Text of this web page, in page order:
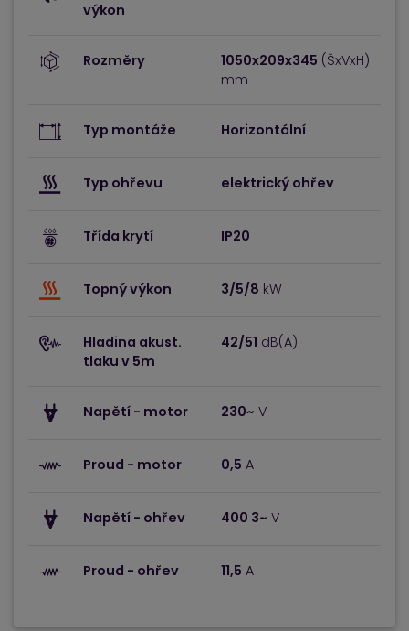
výkon
Rozměry 1050x209x345 (ŠxVxH)
mm
Typ montáže Horizontální
Typ ohřevu elektrický ohřev
Třída krytí IP20
Topný výkon 3/5/8 kW
Hladina akust.
tlaku v 5m
42/51 dB(A)
Napětí - motor 230~ V
Proud - motor 0,5 A
Napětí - ohřev 400 3~ V
Proud - ohřev 11,5 A